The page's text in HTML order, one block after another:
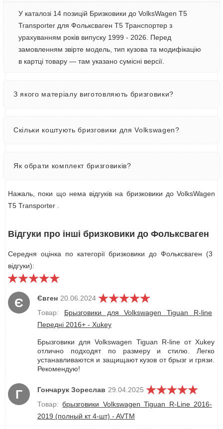
У каталозі 14 позицій Бризковики до VolksWagen T5
Transporter для Фольксваген Т5 Транспортер з
урахуванням років випуску 1999 - 2026. Перед
замовленням звірте модель, тип кузова та модифікацію
в картці товару — там указано сумісні версії.
З якого матеріалу виготовляють бризговики?
Скільки коштують бризговики для Volkswagen?
Як обрати комплект бризговиків?
Нажаль, поки що нема відгуків на бризковики до VolksWagen
T5 Transporter .
Відгуки про інші бризковики до Фольксваген
Середня оцінка по категорії бризковики до Фольксваген (3
відгуки):
Є Євген 20.06.2024
Товар: Брызговики для Volkswagen Tiguan R-line
Передні 2016+ - Xukey
Брызговики для Volkswagen Tiguan R-line от Xukey
отлично подходят по размеру и стилю. Легко
устанавливаются и защищают кузов от брызг и грязи.
Рекомендую!
Г Гончарук Зореслав 29.04.2025
Товар:брызговики Volkswagen Tiguan R-Line 2016-
2019 (полный кт 4-шт) - AVTM